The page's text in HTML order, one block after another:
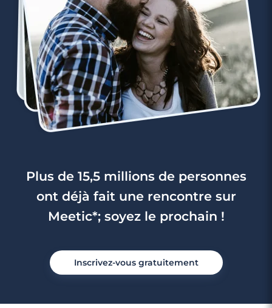
3 minutes
Rencontre à Auriol
Plus de 15,5 millions de personnes
ont déjà fait une rencontre sur
Meetic*; soyez le prochain !
Inscrivez-vous gratuitement